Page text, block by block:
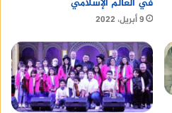
9 أبريل، 2022